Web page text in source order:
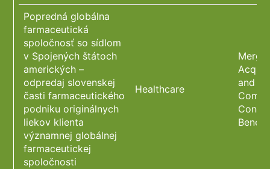
Popredná globálna
farmaceutická
spoločnosť so sídlom
v Spojených štátoch
amerických –
odpredaj slovenskej
časti farmaceutického
podniku originálnych
liekov klienta
významnej globálnej
farmaceutickej
spoločnosti
Healthcare
and